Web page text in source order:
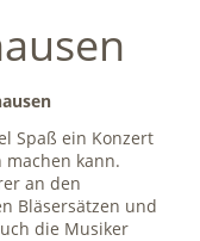
Spaß ein Konzert
kann.
an den
Bläsersätzen und
die Musiker